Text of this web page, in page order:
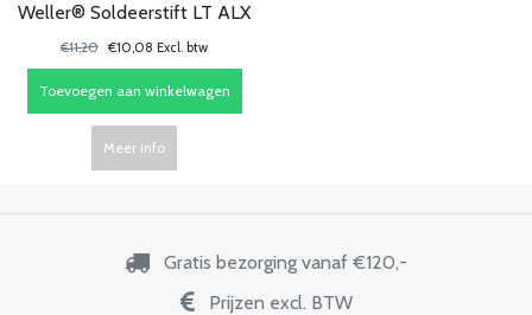
Weller® Soldeerstift LT ALX
€11,20 €10,08 Excl. btw
Toevoegen aan winkelwagen
Meer info
Gratis bezorging vanaf €120,-
Prijzen excl. BTW